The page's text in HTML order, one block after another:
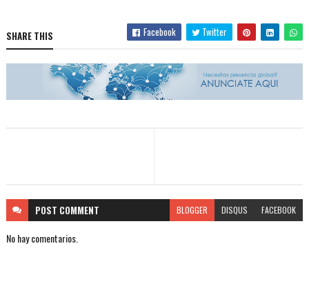
SHARE THIS Facebook Twitter
POST COMMENT BLOGGER DISQUS FACEBOOK
No hay comentarios.